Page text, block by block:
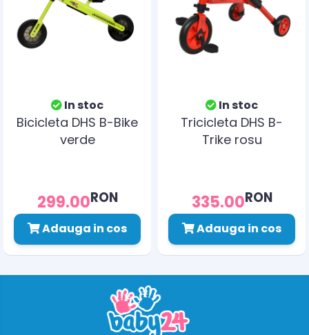
In stoc
Bicicleta DHS B-Bike
verde
299.00RON
Adauga in cos
In stoc
Tricicleta DHS B-
Trike rosu
335.00RON
Adauga in cos